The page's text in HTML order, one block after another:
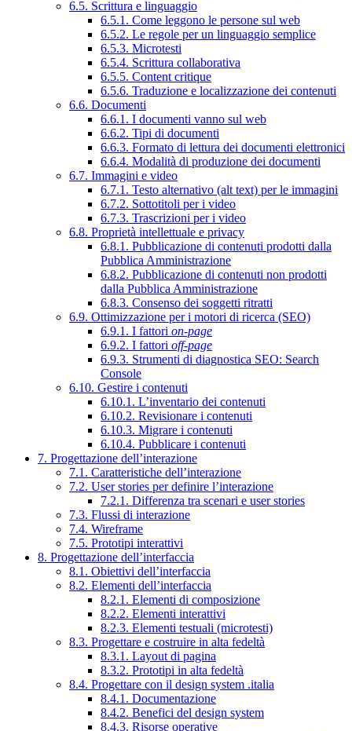
6.5. Scrittura e linguaggio
6.5.1. Come leggono le persone sul web
6.5.2. Le regole per un linguaggio semplice
6.5.3. Microtesti
6.5.4. Scrittura collaborativa
6.5.5. Content critique
6.5.6. Traduzione e localizzazione dei contenuti
6.6. Documenti
6.6.1. I documenti vanno sul web
6.6.2. Tipi di documenti
6.6.3. Formato di lettura dei documenti elettronici
6.6.4. Modalità di produzione dei documenti
6.7. Immagini e video
6.7.1. Testo alternativo (alt text) per le immagini
6.7.2. Sottotitoli per i video
6.7.3. Trascrizioni per i video
6.8. Proprietà intellettuale e privacy
6.8.1. Pubblicazione di contenuti prodotti dalla
Pubblica Amministrazione
6.8.2. Pubblicazione di contenuti non prodotti
dalla Pubblica Amministrazione
6.8.3. Consenso dei soggetti ritratti
6.9. Ottimizzazione per i motori di ricerca (SEO)
6.9.1. I fattori on-page
6.9.2. I fattori off-page
6.9.3. Strumenti di diagnostica SEO: Search
Console
6.10. Gestire i contenuti
6.10.1. L’inventario dei contenuti
6.10.2. Revisionare i contenuti
6.10.3. Migrare i contenuti
6.10.4. Pubblicare i contenuti
7. Progettazione dell’interazione
7.1. Caratteristiche dell’interazione
7.2. User stories per definire l’interazione
7.2.1. Differenza tra scenari e user stories
7.3. Flussi di interazione
7.4. Wireframe
7.5. Prototipi interattivi
8. Progettazione dell’interfaccia
8.1. Obiettivi dell’interfaccia
8.2. Elementi dell’interfaccia
8.2.1. Elementi di composizione
8.2.2. Elementi interattivi
8.2.3. Elementi testuali (microtesti)
8.3. Progettare e costruire in alta fedeltà
8.3.1. Layout di pagina
8.3.2. Prototipi in alta fedeltà
8.4. Progettare con il design system .italia
8.4.1. Documentazione
8.4.2. Benefici del design system
8.4.3. Risorse operative